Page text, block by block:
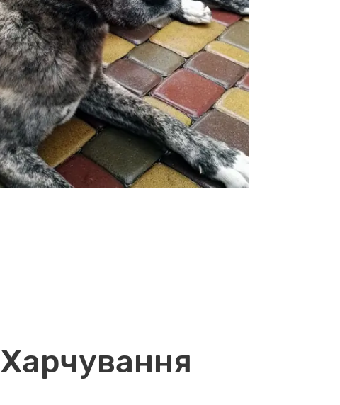
Харчування